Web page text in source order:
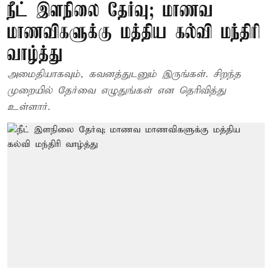
நீட் இளநிலை தேர்வு; மாணவ
மாணவிகளுக்கு மத்திய கல்வி மந்திரி
வாழ்த்து
அமைதியாகவும், கவனத்துடனும் இருங்கள். சிறந்த
முறையில் தேர்வை எழுதுங்கள் என தெரிவித்து
உள்ளார்.